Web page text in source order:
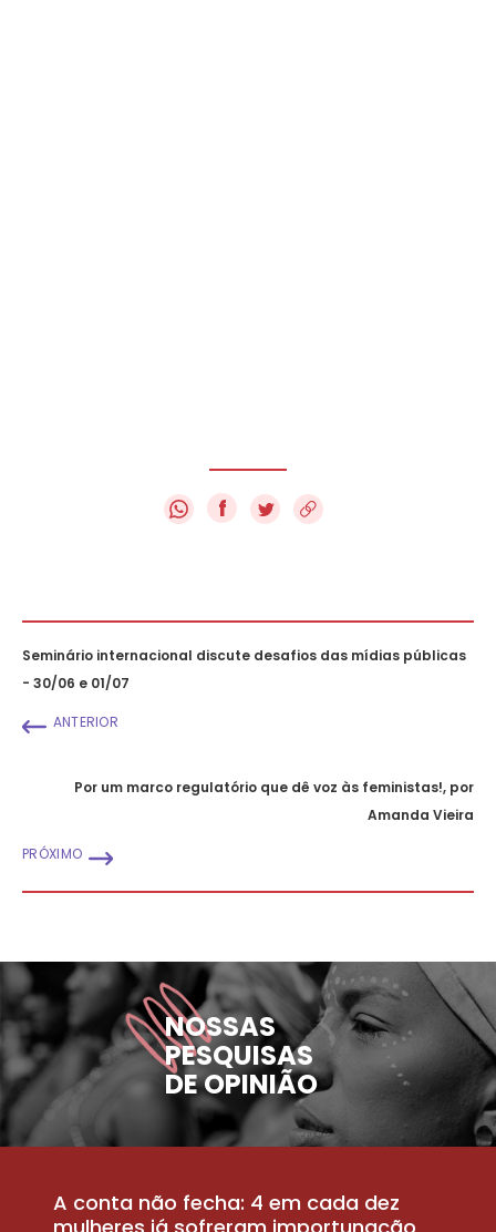
f
Seminário internacional discute desafios das mídias públicas
- 30/06 e 01/07
ANTERIOR
Por um marco regulatório que dê voz às feministas!, por
Amanda Vieira
PRÓXIMO
NOSSAS
PESQUISAS
DE OPINIÃO
A conta não fecha: 4 em cada dez
mulheres já sofreram importunação